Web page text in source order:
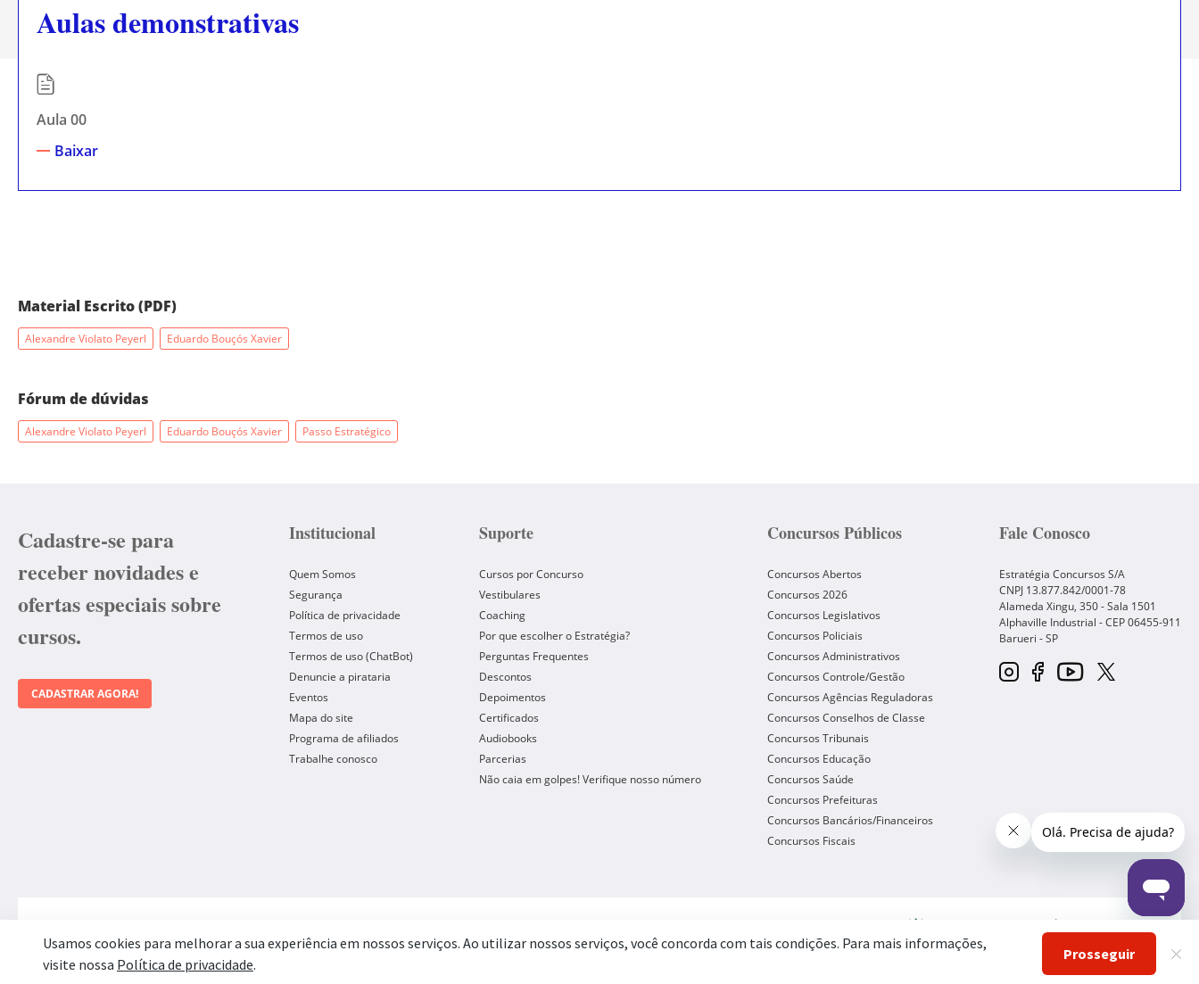
Aulas demonstrativas
Aula 00
Baixar
Material Escrito (PDF)
Alexandre Violato Peyerl Eduardo Bouçós Xavier
Fórum de dúvidas
Alexandre Violato Peyerl Eduardo Bouçós Xavier Passo Estratégico
Cadastre-se para
receber novidades e
ofertas especiais sobre
cursos.
CADASTRAR AGORA!
Institucional
Quem Somos
Segurança
Política de privacidade
Termos de uso
Termos de uso (ChatBot)
Denuncie a pirataria
Eventos
Mapa do site
Programa de afiliados
Trabalhe conosco
Suporte
Cursos por Concurso
Vestibulares
Coaching
Por que escolher o Estratégia?
Perguntas Frequentes
Descontos
Depoimentos
Certificados
Audiobooks
Parcerias
Não caia em golpes! Verifique nosso número
Concursos Públicos
Concursos Abertos
Concursos 2026
Concursos Legislativos
Concursos Policiais
Concursos Administrativos
Concursos Controle/Gestão
Concursos Agências Reguladoras
Concursos Conselhos de Classe
Concursos Tribunais
Concursos Educação
Concursos Saúde
Concursos Prefeituras
Concursos Bancários/Financeiros
Concursos Fiscais
Fale Conosco
Estratégia Concursos S/A
CNPJ 13.877.842/0001-78
Alameda Xingu, 350 - Sala 1501
Alphaville Industrial - CEP06455-911
Barueri -SP
Forma de Pagamento